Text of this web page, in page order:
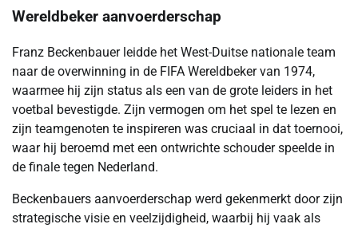
Wereldbeker aanvoerderschap
Franz Beckenbauer leidde het West-Duitse nationale team
naar de overwinning in de FIFA Wereldbeker van 1974,
waarmee hij zijn status als een van de grote leiders in het
voetbal bevestigde. Zijn vermogen om het spel te lezen en
zijn teamgenoten te inspireren was cruciaal in dat toernooi,
waar hij beroemd met een ontwrichte schouder speelde in
de finale tegen Nederland.
Beckenbauers aanvoerderschap werd gekenmerkt door zijn
strategische visie en veelzijdigheid, waarbij hij vaak als